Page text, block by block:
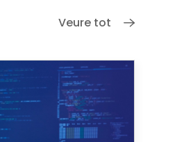
Veure tot